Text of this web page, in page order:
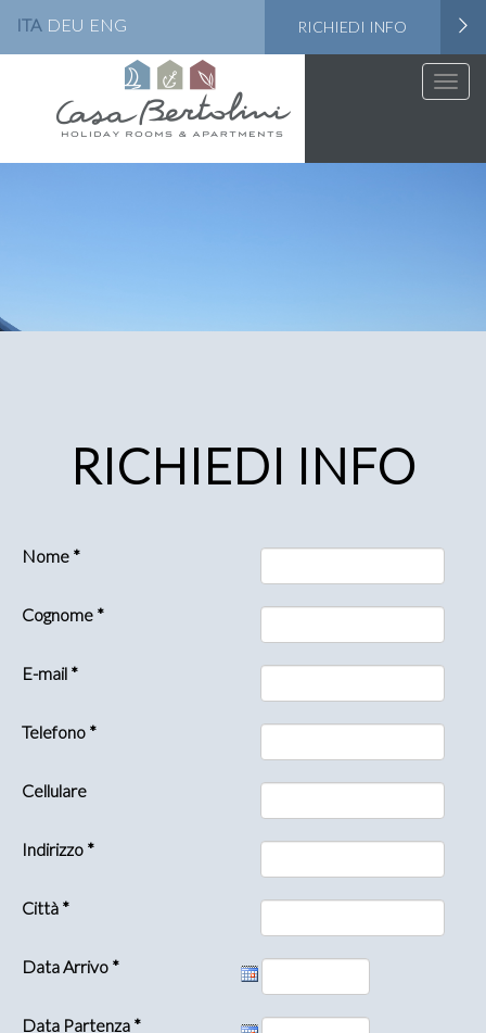
ITA DEU ENG RICHIEDI INFO
Toggle
RICHIEDI INFO
Nome *
Cognome *
E-mail *
Telefono *
Cellulare
Indirizzo *
Città *
Data Arrivo *
Data Partenza *